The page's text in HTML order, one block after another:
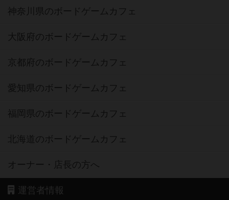
神奈川県のボードゲームカフェ
大阪府のボードゲームカフェ
京都府のボードゲームカフェ
愛知県のボードゲームカフェ
福岡県のボードゲームカフェ
北海道のボードゲームカフェ
オーナー・店長の方へ
運営者情報